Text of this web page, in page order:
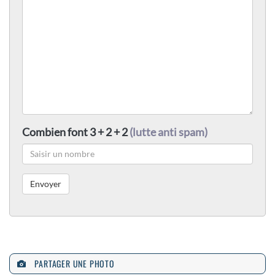
Combien font 3 + 2 + 2(lutte anti spam)
PARTAGER UNE PHOTO